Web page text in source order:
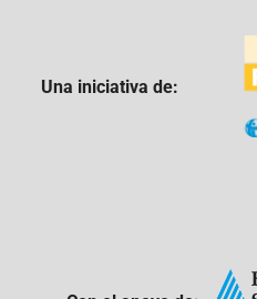
Una iniciativa de: